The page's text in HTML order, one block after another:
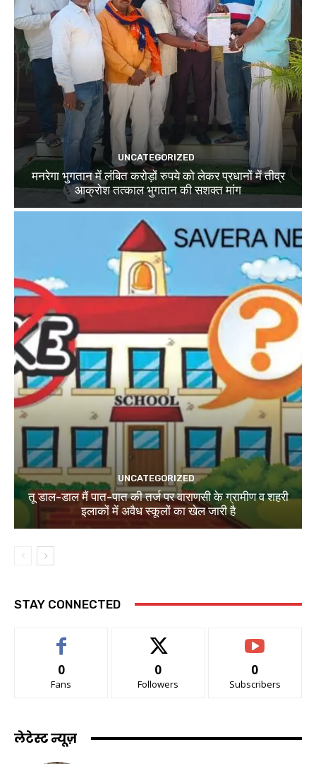
UNCATEGORIZED
मनरेगा भुगतान में लंबित करोड़ों रुपये को लेकर प्रधानों में तीव्र
आक्रोश तत्काल भुगतान की सशक्त मांग
UNCATEGORIZED
तू डाल-डाल मैं पात-पात की तर्ज पर वाराणसी के ग्रामीण व शहरी
इलाकों में अवैध स्कूलों का खेल जारी है
STAY CONNECTED
0
Fans
0
Followers
0
Subscribers
लेटेस्ट न्यूज़